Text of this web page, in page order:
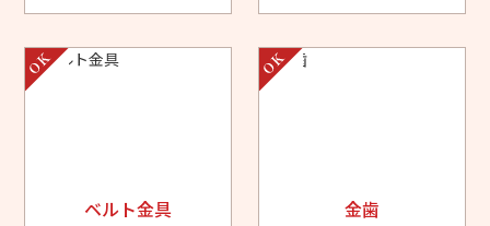
ベルト金具 金歯